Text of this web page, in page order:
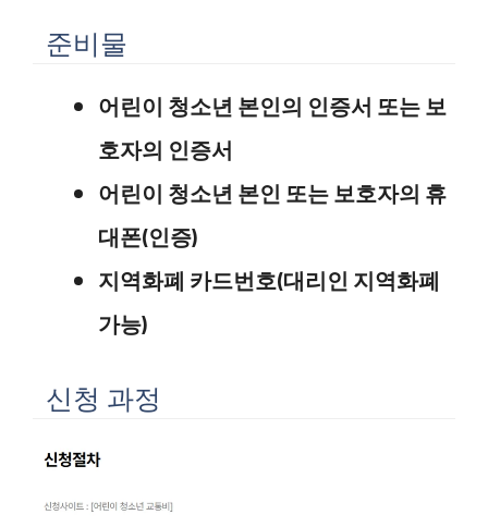
준비물
어린이 청소년 본인의 인증서 또는 보
호자의 인증서
어린이 청소년 본인 또는 보호자의 휴
대폰(인증)
지역화폐 카드번호(대리인 지역화폐
가능)
신청 과정